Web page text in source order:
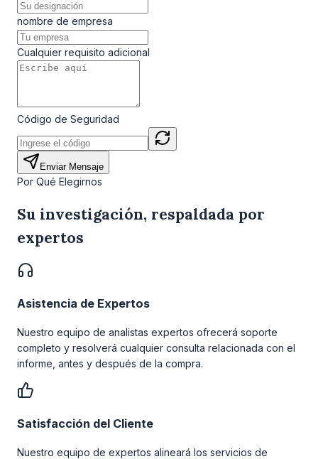
nombre de empresa
Cualquier requisito adicional
Código de Seguridad
Enviar Mensaje
Por Qué Elegirnos
Su investigación, respaldada por
expertos
Asistencia de Expertos
Nuestro equipo de analistas expertos ofrecerá soporte
completo y resolverá cualquier consulta relacionada con el
informe, antes y después de la compra.
Satisfacción del Cliente
Nuestro equipo de expertos alineará los servicios de